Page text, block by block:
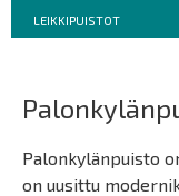
Breadcrumbs
You
are
LEIKKIPUISTOT
Palonkylänpuisto
on uusittu